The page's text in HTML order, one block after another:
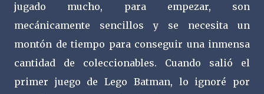
jugado mucho, para empezar, son
mecánicamente sencillos y se necesita un
montón de tiempo para conseguir una inmensa
cantidad de coleccionables. Cuando salió el
primer juego de Lego Batman, lo ignoré por